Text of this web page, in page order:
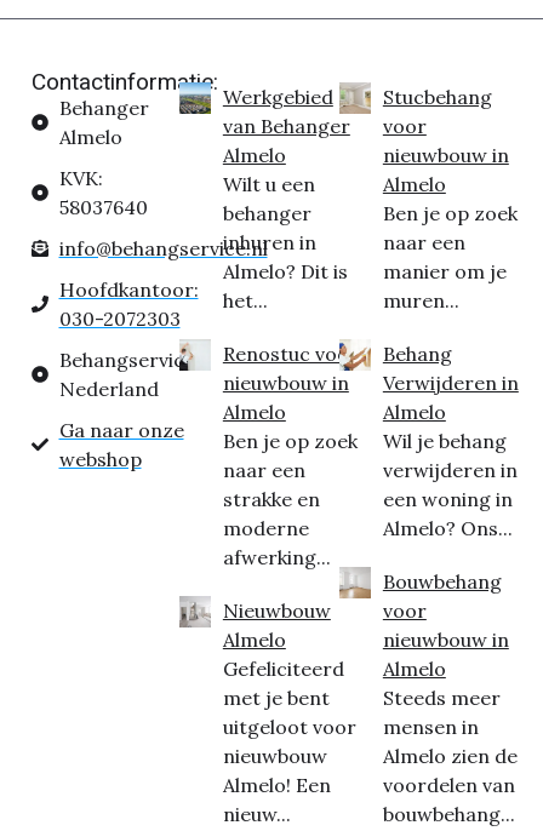
Contactinformatie:
Behanger
Almelo
KVK:
58037640
info@behangservice.nl
Hoofdkantoor:
030-2072303
Behangservice
Nederland
Ga naar onze
webshop
Werkgebied
van Behanger
Almelo
Wilt u een
behanger
inhuren in
Almelo? Dit is
het...
Renostuc voor
nieuwbouw in
Almelo
Ben je op zoek
naar een
strakke en
moderne
afwerking...
Nieuwbouw
Almelo
Gefeliciteerd
met je bent
uitgeloot voor
nieuwbouw
Almelo! Een
nieuw...
Stucbehang
voor
nieuwbouw in
Almelo
Ben je op zoek
naar een
manier om je
muren...
Behang
Verwijderen in
Almelo
Wil je behang
verwijderen in
een woning in
Almelo? Ons...
Bouwbehang
voor
nieuwbouw in
Almelo
Steeds meer
mensen in
Almelo zien de
voordelen van
bouwbehang...